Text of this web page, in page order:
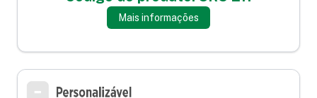
Mais informações